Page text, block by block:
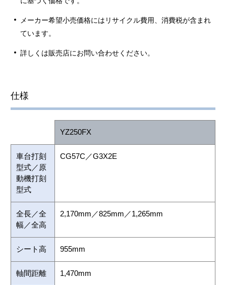
メーカー希望小売価格にはリサイクル費用、消費税が含まれ
ています。
詳しくは販売店にお問い合わせください。
仕様
YZ250FX
車台打刻
型式／原
動機打刻
型式
CG57C／G3X2E
全長／全
幅／全高
2,170mm／825mm／1,265mm
シート高 955mm
軸間距離 1,470mm